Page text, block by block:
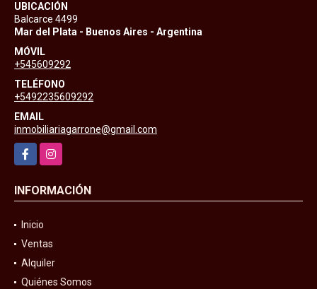
UBICACIÓN
Balcarce 4499
Mar del Plata - Buenos Aires - Argentina
MÓVIL
+545609292
TELÉFONO
+5492235609292
EMAIL
inmobiliariagarrone@gmail.com
FacebookInstagram
INFORMACIÓN
Inicio
Ventas
Alquiler
Quiénes Somos